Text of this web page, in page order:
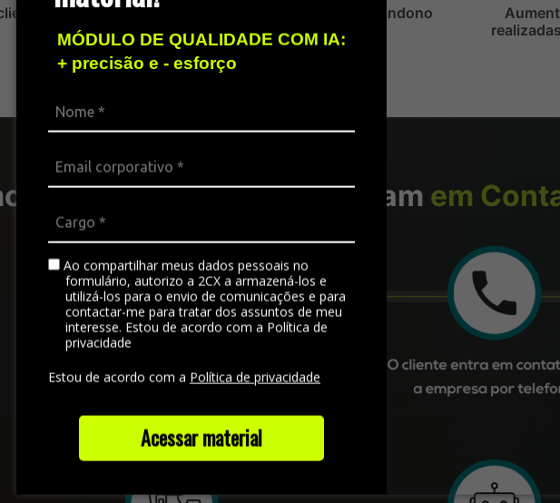
MÓDULO DE QUALIDADE COM IA:
+ precisão e - esforço
Ao compartilhar meus dados pessoais no
formulário, autorizo a 2CX a armazená-los e
utilizá-los para o envio de comunicações e para
contactar-me para tratar dos assuntos de meu
interesse. Estou de acordo com a Política de
privacidade
Estou de acordo com a Política de privacidade
Acessar material
de forma efetiva Diminua a taxa de abandono
as soluções 2CX funcionam em